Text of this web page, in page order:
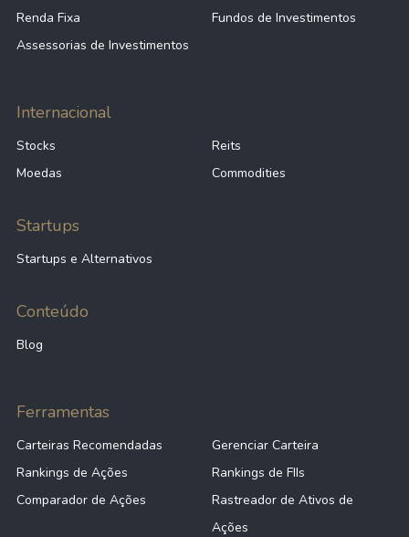
Renda Fixa
Fundos de Investimentos
Assessorias de Investimentos
Internacional
Stocks
Reits
Moedas
Commodities
Startups
Startups e Alternativos
Conteúdo
Blog
Ferramentas
Carteiras Recomendadas
Gerenciar Carteira
Rankings de Ações
Rankings de FIIs
Comparador de Ações
Rastreador de Ativos de
Ações